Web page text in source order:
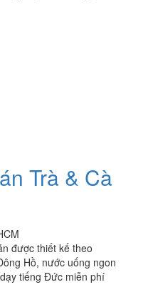
Trà & Cà
được thiết kế theo
Hồ, nước uống ngon
tiếng Đức miễn phí